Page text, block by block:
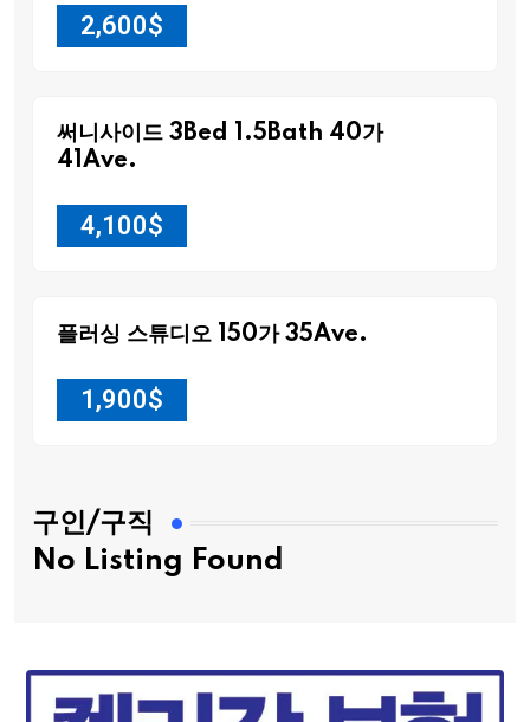
2,600$
써니사이드 3Bed 1.5Bath 40가
41Ave.
4,100$
플러싱 스튜디오 150가 35Ave.
1,900$
구인/구직
No Listing Found